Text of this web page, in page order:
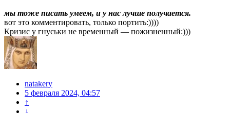
мы тоже писать умеем, и у нас лучше получается.
вот это комментировать, только портить:))))
Кризис у гнуськи не временный — пожизненный:)))
natakery
5 февраля 2024, 04:57
↑